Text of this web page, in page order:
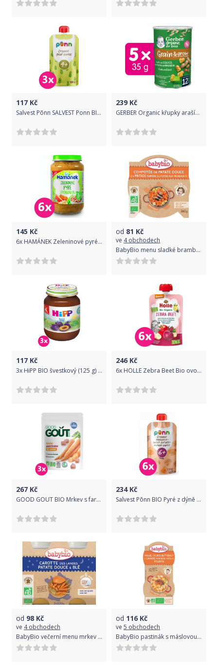
117 Kč
Salvest Põnn SALVEST Ponn BIO Hruška 100% 3 x 100 g
239 Kč
GERBER Organic křupky arašídové 5x 35 g​
145 Kč
6x HAMÁNEK Zeleninové pyré s pohankou 190 g
od 81 Kč
ve 4 obchodech
BabyBio menu sladké brambory s masem z perličky a sušenými švestkami 260g
117 Kč
3x HiPP BIO švestkový (125 g) - ovocný příkrm
246 Kč
6x HOLLE Zebra Beet Bio ovocné pyré jablko, banán a červená řepa, 100 g (6 m+)
267 Kč
GOOD GOUT BIO Mrkev s farmářským kuřátkem 3x190 g
234Kč
Salvest Põnn BIO Pyré z dýně brambor a manga 6 x 110 g
od 98 Kč
ve 4 obchodech
BabyBio večerní menu mrkev se sladkými brambory a pšenicí 2x200g
od 116 Kč
ve 5 obchodech
BabyBio pastinák s máslovou dýní, kachnou a polentou 2x200g